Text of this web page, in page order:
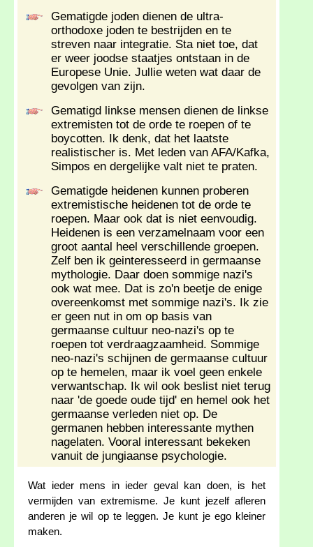
Gematigde joden dienen de ultra-
orthodoxe joden te bestrijden en te
streven naar integratie. Sta niet toe, dat
er weer joodse staatjes ontstaan in de
Europese Unie. Jullie weten wat daar de
gevolgen van zijn.
Gematigd linkse mensen dienen de linkse
extremisten tot de orde te roepen of te
boycotten. Ik denk, dat het laatste
realistischer is. Met leden van AFA/Kafka,
Simpos en dergelijke valt niet te praten.
Gematigde heidenen kunnen proberen
extremistische heidenen tot de orde te
roepen. Maar ook dat is niet eenvoudig.
Heidenen is een verzamelnaam voor een
groot aantal heel verschillende groepen.
Zelf ben ik geinteresseerd in germaanse
mythologie. Daar doen sommige nazi's
ook wat mee. Dat is zo'n beetje de enige
overeenkomst met sommige nazi's. Ik zie
er geen nut in om op basis van
germaanse cultuur neo-nazi's op te
roepen tot verdraagzaamheid. Sommige
neo-nazi's schijnen de germaanse cultuur
op te hemelen, maar ik voel geen enkele
verwantschap. Ik wil ook beslist niet terug
naar 'de goede oude tijd' en hemel ook het
germaanse verleden niet op. De
germanen hebben interessante mythen
nagelaten. Vooral interessant bekeken
vanuit de jungiaanse psychologie.
Wat ieder mens in ieder geval kan doen, is het
vermijden van extremisme. Je kunt jezelf afleren
anderen je wil op te leggen. Je kunt je ego kleiner
maken.